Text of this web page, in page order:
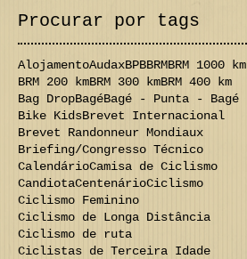
Procurar por tags
AlojamentoAudaxBPBBRMBRM 1000 km
BRM 200 kmBRM 300 kmBRM 400 km
Bag DropBagéBagé - Punta - Bagé
Bike KidsBrevet Internacional
Brevet Randonneur Mondiaux
Briefing/Congresso Técnico
CalendárioCamisa de Ciclismo
CandiotaCentenárioCiclismo
Ciclismo Feminino
Ciclismo de Longa Distância
Ciclismo de ruta
Ciclistas de Terceira Idade